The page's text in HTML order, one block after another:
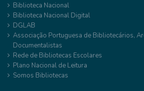
Biblioteca Nacional
Biblioteca Nacional Digital
DGLAB
Associação Portuguesa de Bibliotecários,
Documentalistas
Rede de Bibliotecas Escolares
Plano Nacional de Leitura
Somos Bibliotecas